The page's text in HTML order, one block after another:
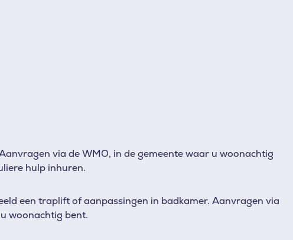
via de WMO, in de gemeente waar u woonachtig
hulp inhuren.
een traplift of aanpassingen in badkamer. Aanvragen via
woonachtig bent.